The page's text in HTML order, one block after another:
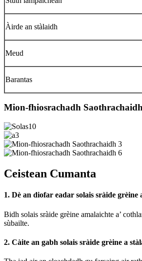
Àirde an stàlaidh
Meud
Barantas
Mion-fhiosrachadh
Ceistean Cumanta
1. Dè an diofar eadar solais sràide grèine
Bidh solais sràide grèine amalaichte a’
sùbailte.
2. Càite an gabh solais sràide grèine a